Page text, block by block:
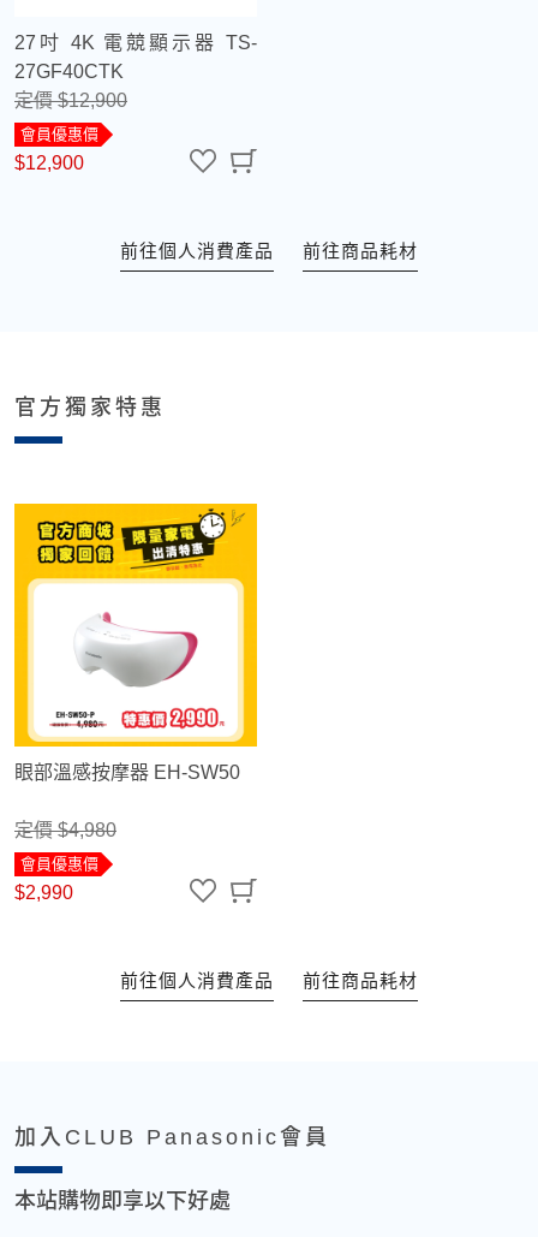
27吋 4K 電競顯示器 TS-
27GF40CTK
定價 $12,900
會員優惠價
$12,900
前往個人消費產品 前往商品耗材
官方獨家特惠
眼部溫感按摩器 EH-SW50
定價 $4,980
會員優惠價
$2,990
前往個人消費產品 前往商品耗材
加入CLUB Panasonic會員
本站購物即享以下好處